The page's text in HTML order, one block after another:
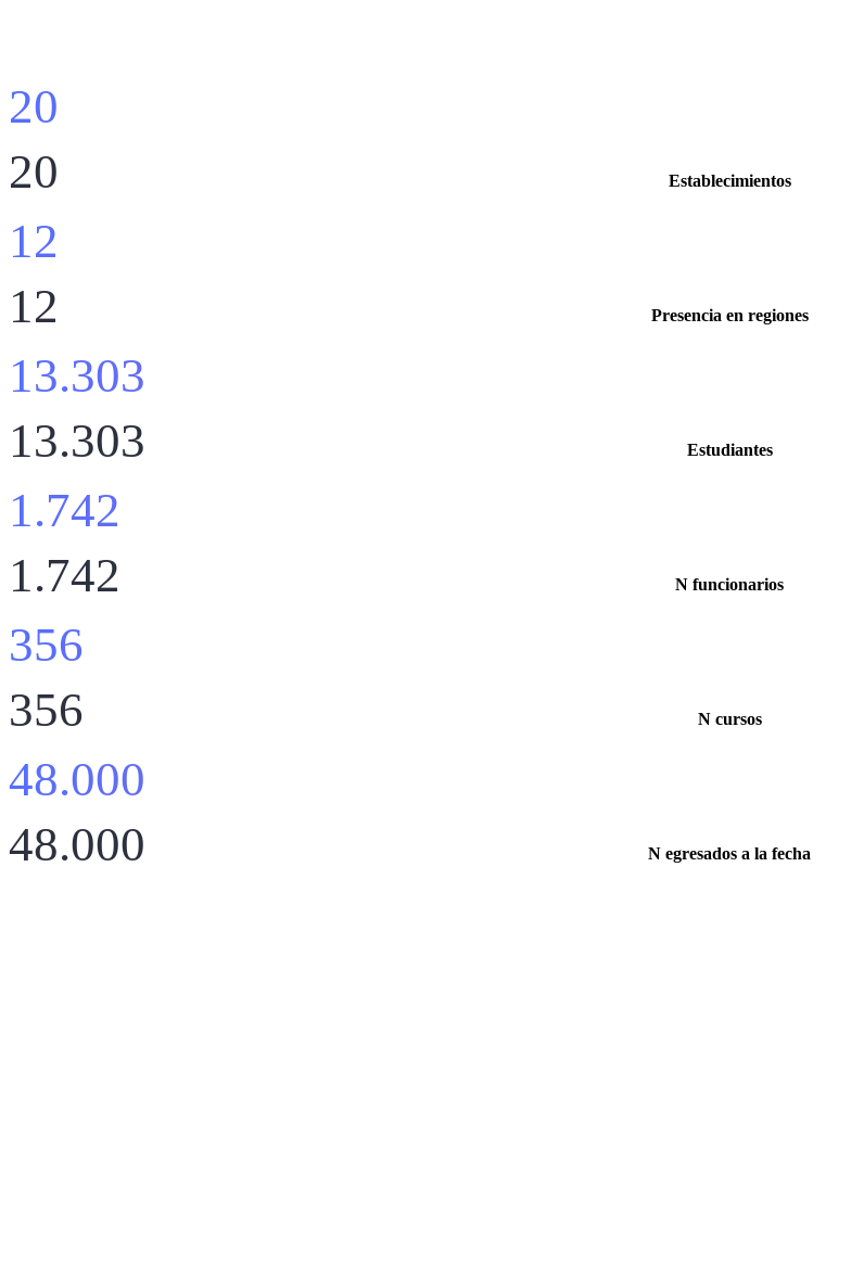
20
20
Establecimientos
12
12
Presencia en regiones
13.303
13.303
Estudiantes
1.742
1.742
N funcionarios
356
356
N cursos
48.000
48.000
N egresados a la fecha